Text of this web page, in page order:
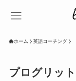
ホーム 英語コーチング
プログリッ